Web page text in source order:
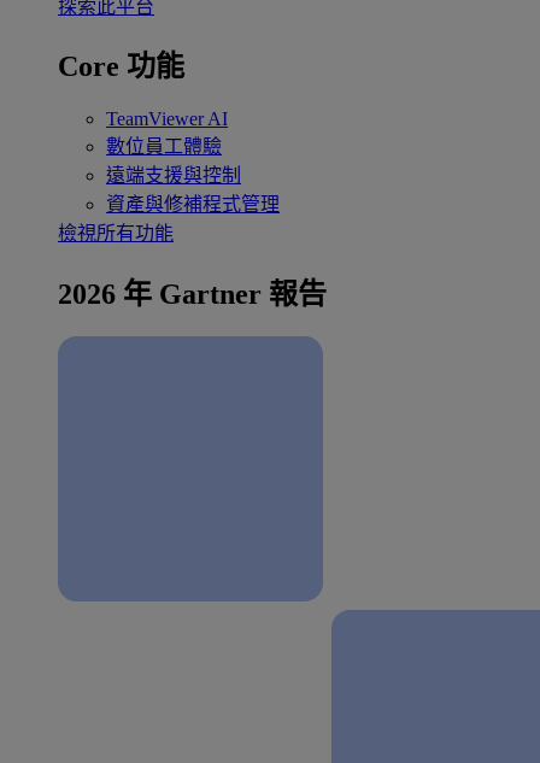
探索此平台
Core 功能
TeamViewer AI
數位員工體驗
遠端支援與控制
資產與修補程式管理
檢視所有功能
2026 年 Gartner 報告